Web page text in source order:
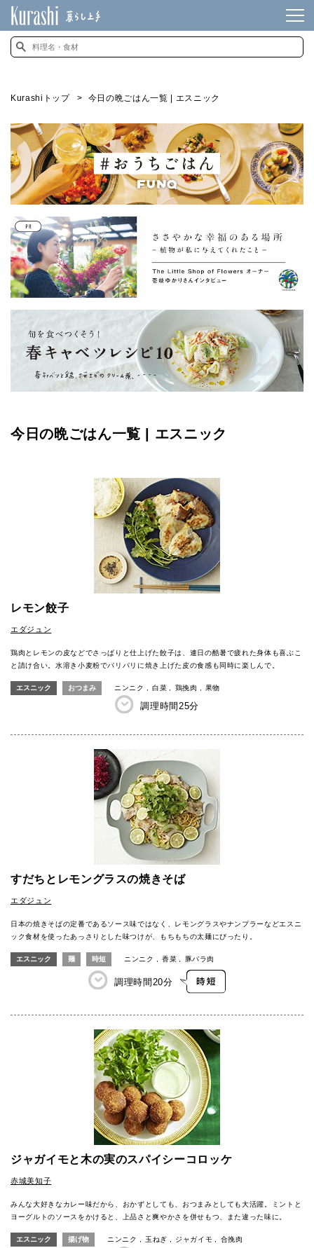
Kurashiトップ 今日の晩ごはん一覧 | エスニック
今日の晩ごはん一覧 | エスニック
レモン餃子
エダジュン
鶏肉とレモンの皮などでさっぱりと仕上げた餃子は、連日の酷暑で疲れた身体も喜ぶこ
と請け合い。水溶き小麦粉でパリパリに焼き上げた皮の食感も同時に楽しんで。
エスニック おつまみ ニンニク 白菜 鶏挽肉 果物
調理時間 25分
すだちとレモングラスの焼きそば
エダジュン
日本の焼きそばの定番であるソース味ではなく、レモングラスやナンプラーなどエスニ
ック食材を使ったあっさりとした味つけが、もちもちの太麺にぴったり。
エスニック 麺 時短 ニンニク 香菜 豚バラ肉
調理時間 20分
ジャガイモと木の実のスパイシーコロッケ
赤城美知子
みんな大好きなカレー味だから、おかずとしても、おつまみとしても大活躍。ミントと
ヨーグルトのソースをかけると、上品さと爽やかさを併せもつ、また違った味に。
エスニック 揚げ物 ニンニク 玉ねぎ ジャガイモ 合挽肉